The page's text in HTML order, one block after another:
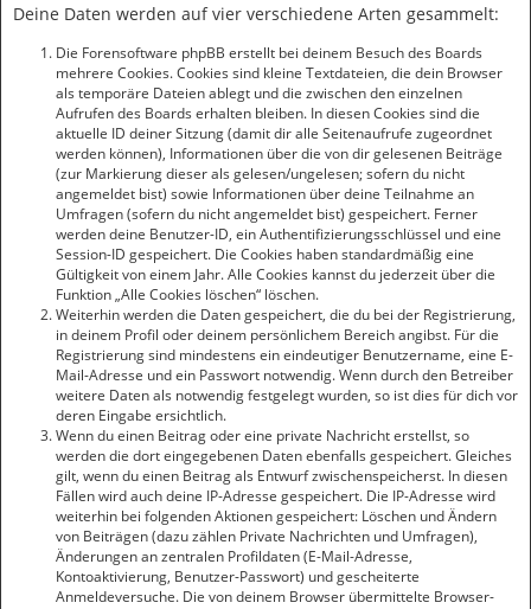
Deine Daten werden auf vier verschiedene Arten gesammelt:
Die Forensoftware phpBB erstellt bei deinem Besuch des Boards
mehrere Cookies. Cookies sind kleine Textdateien, die dein Browser
als temporäre Dateien ablegt und die zwischen den einzelnen
Aufrufen des Boards erhalten bleiben. In diesen Cookies sind die
aktuelle ID deiner Sitzung (damit dir alle Seitenaufrufe zugeordnet
werden können), Informationen über die von dir gelesenen Beiträge
(zur Markierung dieser als gelesen/ungelesen; sofern du nicht
angemeldet bist) sowie Informationen über deine Teilnahme an
Umfragen (sofern du nicht angemeldet bist) gespeichert. Ferner
werden deine Benutzer-ID, ein Authentifizierungsschlüssel und eine
Session-ID gespeichert. Die Cookies haben standardmäßig eine
Gültigkeit von einem Jahr. Alle Cookies kannst du jederzeit über die
Funktion „Alle Cookies löschen“ löschen.
Weiterhin werden die Daten gespeichert, die du bei der Registrierung,
in deinem Profil oder deinem persönlichem Bereich angibst. Für die
Registrierung sind mindestens ein eindeutiger Benutzername, eine E-
Mail-Adresse und ein Passwort notwendig. Wenn durch den Betreiber
weitere Daten als notwendig festgelegt wurden, so ist dies für dich vor
deren Eingabe ersichtlich.
Wenn du einen Beitrag oder eine private Nachricht erstellst, so
werden die dort eingegebenen Daten ebenfalls gespeichert. Gleiches
gilt, wenn du einen Beitrag als Entwurf zwischenspeicherst. In diesen
Fällen wird auch deine IP-Adresse gespeichert. Die IP-Adresse wird
weiterhin bei folgenden Aktionen gespeichert: Löschen und Ändern
von Beiträgen (dazu zählen Private Nachrichten und Umfragen),
Änderungen an zentralen Profildaten (E-Mail-Adresse,
Kontoaktivierung, Benutzer-Passwort) und gescheiterte
Anmeldeversuche. Die von deinem Browser übermittelte Browser-